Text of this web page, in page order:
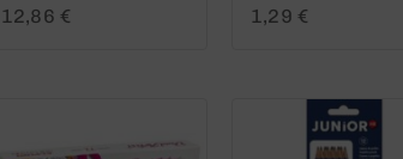
0
12,86 €
0
1,29 €